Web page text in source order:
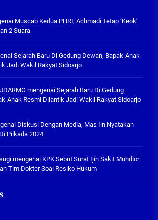
05/08/2026
Muscab Kedua PHRI, Achmadi Tetap ‘Keok’
2 Suara
Sejarah Baru Di Gedung Dewan, Bapak-Anak
Jadi Wakil Rakyat Sidoarjo
mengenai Sejarah Baru Di Gedung
Anak Resmi Dilantik Jadi Wakil Rakyat Sidoarjo
Diskusi Dengan Media, Mas Iin Nyatakan
Pilkada 2024
mengenai KPK Sebut Surat Ijin Sakit Muhdlor
Tim Dokter Soal Resiko Hukum